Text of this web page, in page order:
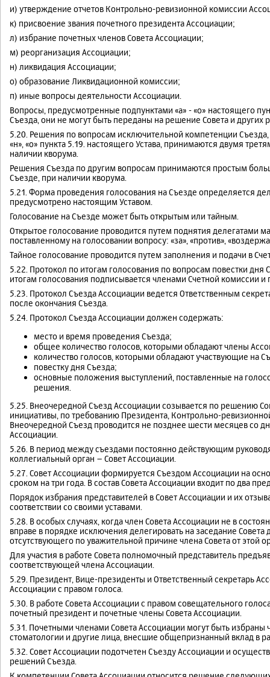
и) утверждение отчетов Контрольно-ревизионной комиссии
к) присвоение звания почетного президента Ассоциации;
л) избрание почетных членов Совета Ассоциации;
м) реорганизация Ассоциации;
н) ликвидация Ассоциации;
о) образование Ликвидационной комиссии;
п) иные вопросы деятельности Ассоциации.
Вопросы, предусмотренные подпунктами «а» - «о» настоящего
Съезда, они не могут быть переданы на решение Совета и других
5.20. Решения по вопросам исключительной компетенции Съезда,
«н», «о» пункта 5.19. настоящего Устава, принимаются двумя
наличии кворума.
Решения Съезда по другим вопросам принимаются простым
Съезде, при наличии кворума.
5.21. Форма проведения голосования на Съезде определяется
предусмотрено настоящим Уставом.
Голосование на Съезде может быть открытым или тайным.
Открытое голосование проводится путем поднятия делегатами
поставленному на голосовании вопросу: «за», «против»,
Тайное голосование проводится путем заполнения и подачи в
5.22. Протокол по итогам голосования по вопросам повестки дня
итогам голосования подписывается членами Счетной комиссии
5.23. Протокол Съезда Ассоциации ведется Ответственным
после окончания Съезда.
5.24. Протокол Съезда Ассоциации должен содержать:
место и время проведения Съезда;
общее количество голосов, которыми обладают члены
количество голосов, которыми обладают участвующие на
повестку дня Съезда;
основные положения выступлений, поставленные на
решения.
5.25. Внеочередной Съезд Ассоциации созывается по решению
инициативы, по требованию Президента, Контрольно-
Внеочередной Съезд проводится не позднее шести месяцев со
Ассоциации.
5.26. В период между съездами постоянно действующим
коллегиальный орган – Совет Ассоциации.
5.27. Совет Ассоциации формируется Съездом Ассоциации на
сроком на три года. В состав Совета Ассоциации входит по два
Порядок избрания представителей в Совет Ассоциации и их
соответствии со своими уставами.
5.28. В особых случаях, когда член Совета Ассоциации не в
вправе в порядке исключения делегировать на заседание
отсутствующего по уважительной причине члена Совета от этой
Для участия в работе Совета полномочный представитель
соответствующей члена Ассоциации.
5.29. Президент, Вице-президенты и Ответственный секретарь
Ассоциации с правом голоса.
5.30. В работе Совета Ассоциации с правом совещательного
почетный президент и почетные члены Совета Ассоциации.
5.31. Почетными членами Совета Ассоциации могут быть
стоматологии и другие лица, внесшие общепризнанный вклад в
5.32. Совет Ассоциации подотчетен Съезду Ассоциации и
решений Съезда.